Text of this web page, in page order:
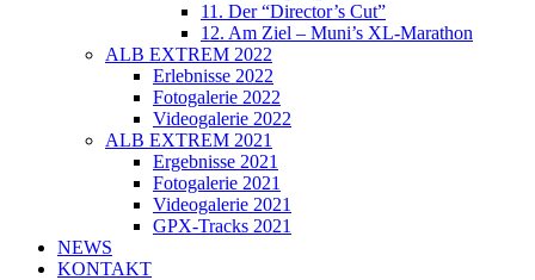
11. Der “Director’s Cut”
12. Am Ziel – Muni’s XL-Marathon
ALB EXTREM 2022
Erlebnisse 2022
Fotogalerie 2022
Videogalerie 2022
ALB EXTREM 2021
Ergebnisse 2021
Fotogalerie 2021
Videogalerie 2021
GPX-Tracks 2021
NEWS
KONTAKT